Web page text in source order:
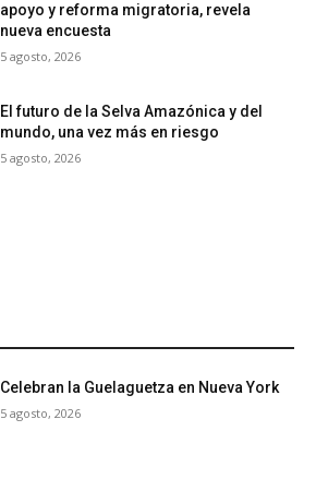
apoyo y reforma migratoria, revela
nueva encuesta
5 agosto, 2026
El futuro de la Selva Amazónica y del
mundo, una vez más en riesgo
5 agosto, 2026
Celebran la Guelaguetza en Nueva York
5 agosto, 2026